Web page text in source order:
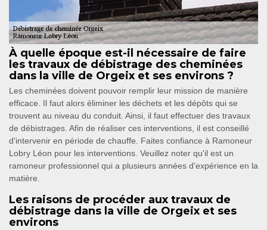
À quelle époque est-il nécessaire de faire
les travaux de débistrage des cheminées
dans la ville de Orgeix et ses environs ?
Les cheminées doivent pouvoir remplir leur mission de manière
efficace. Il faut alors éliminer les déchets et les dépôts qui se
trouvent au niveau du conduit. Ainsi, il faut effectuer des travaux
de débistrages. Afin de réaliser ces interventions, il est conseillé
d'intervenir en période de chauffe. Faites confiance à Ramoneur
Lobry Léon pour les interventions. Veuillez noter qu'il est un
ramoneur professionnel qui a plusieurs années d'expérience en la
matière.
Les raisons de procéder aux travaux de
débistrage dans la ville de Orgeix et ses
environs